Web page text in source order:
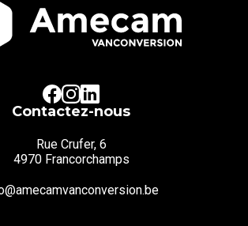
Contactez-nous
Rue Crufer, 6
4970 Francorchamps